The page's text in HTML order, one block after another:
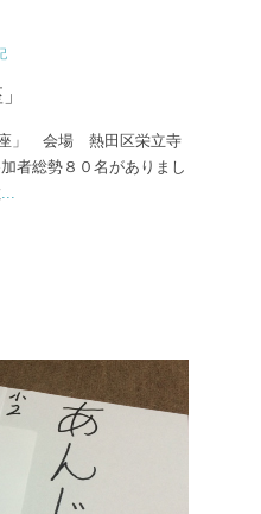
」 会場 熱田区栄立寺
者総勢８０名がありまし
...